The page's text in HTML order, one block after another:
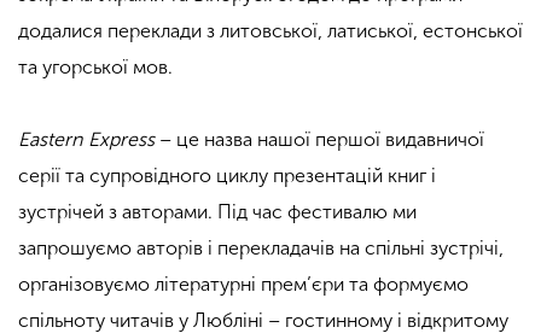
додалися переклади з литовської, латиської, естонської
та угорської мов.
Eastern Express– це назва нашої першої видавничої
серії та супровідного циклу презентацій книг і
зустрічей з авторами. Під час фестивалю ми
запрошуємо авторів і перекладачів на спільні зустрічі,
організовуємо літературні прем’єри та формуємо
спільноту читачів у Любліні – гостинному і відкритому